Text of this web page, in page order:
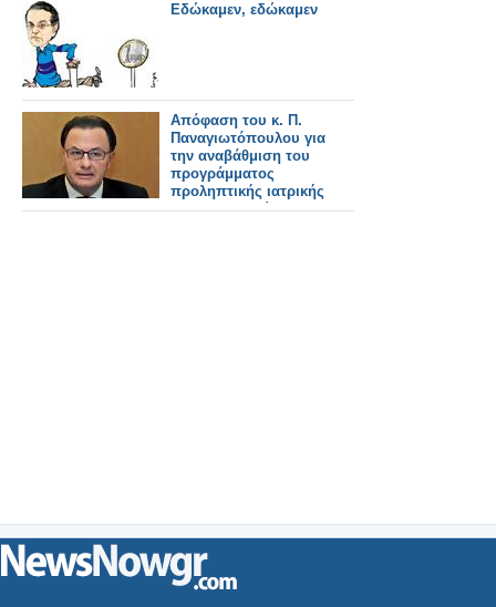
Εδώκαμεν, εδώκαμεν
Απόφαση του κ. Π.
Παναγιωτόπουλου για
την αναβάθμιση του
προγράμματος
προληπτικής ιατρικής
για τους κατοίκους